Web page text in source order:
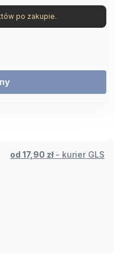
po zakupie.
od 17,90 zł - kurier GLS